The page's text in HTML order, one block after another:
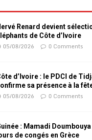
Renard devient
de Côte d’Ivoire
05/08/2026 0 Comments
d’Ivoire : le PDCI de
sa présence à la
05/08/2026 0 Comments
: Mamadi
de congés en Grèce